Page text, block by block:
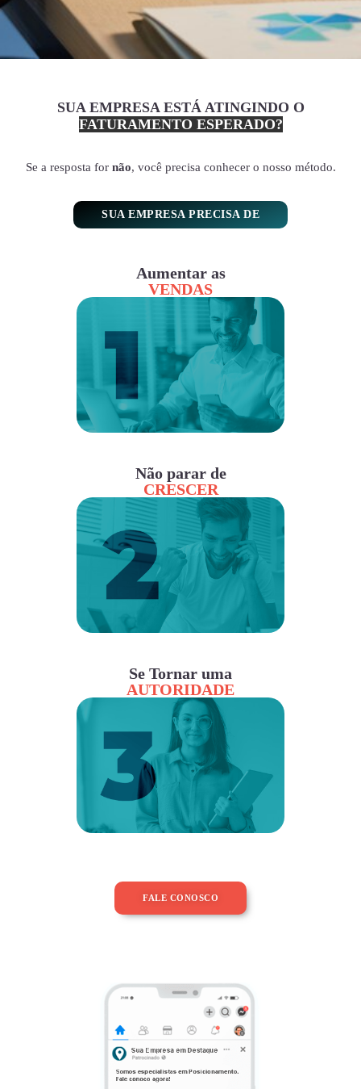
SUA EMPRESA ESTÁ ATINGINDO O
FATURAMENTO ESPERADO?
Se a resposta for não, você precisa conhecer o nosso método.
SUA EMPRESA PRECISA DE
Aumentar as
VENDAS
Não parar de
CRESCER
Se Tornar uma
AUTORIDADE
FALE CONOSCO